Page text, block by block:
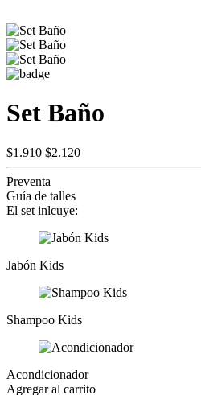
Set Baño
$1.910 $2.120
Preventa
Guía de talles
El set inlcuye:
Jabón Kids
Shampoo Kids
Acondicionador
Agregar al carrito